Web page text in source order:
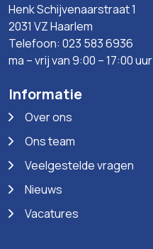
Henk Schijvenaarstraat 1
2031 VZ Haarlem
Telefoon: 023 583 6936
ma – vrij van 9:00 – 17:00 uur
Informatie
Over ons
Ons team
Veelgestelde vragen
Nieuws
Vacatures